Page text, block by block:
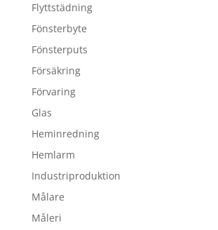
Flyttstädning
Fönsterbyte
Fönsterputs
Försäkring
Förvaring
Glas
Heminredning
Hemlarm
Industriproduktion
Målare
Måleri